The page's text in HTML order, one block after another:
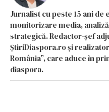
Jurnalist cu peste 15 ani
monitorizare media,
strategică. Redactor-șef
ȘtiriDiaspora.ro și
România”, care aduce în
diaspora.